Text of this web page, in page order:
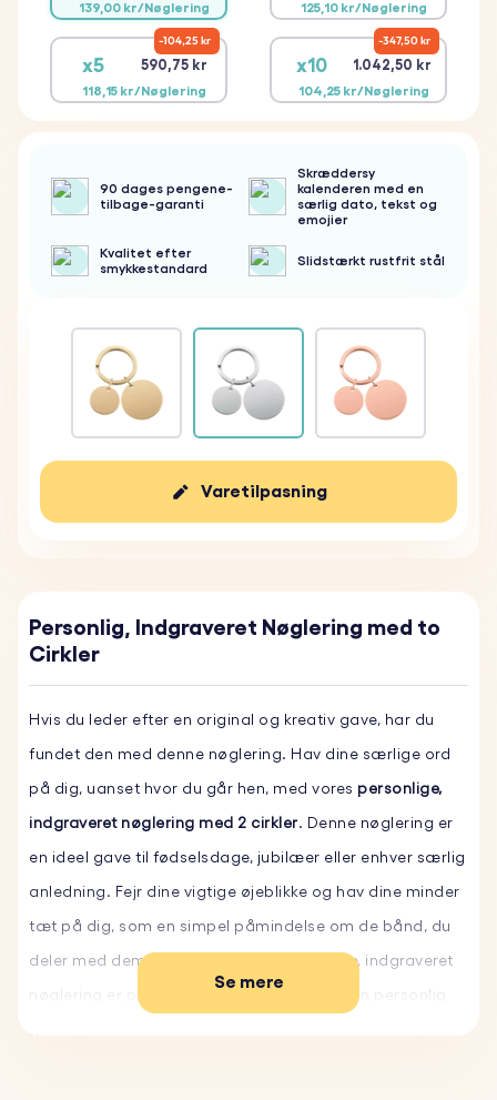
139,00 kr/Nøglering 125,10 kr/Nøglering
x5 590,75 kr
118,15 kr/Nøglering
104,25 kr
x10 1.042,50 kr
104,25 kr/Nøglering
347,50 kr
90 dages pengene-
tilbage-garanti
Skræddersy
kalenderen med en
særlig dato, tekst og
emojier
Kvalitet efter
smykkestandard
Slidstærkt rustfrit stål
Varetilpasning
Personlig, Indgraveret Nøglering med to
Cirkler
Hvis du leder efter en original og kreativ gave, har du
fundet den med denne nøglering. Hav dine særlige ord
på dig, uanset hvor du går hen, med vores personlige,
indgraveret nøglering med 2 cirkler. Denne nøglering er
en ideel gave til fødselsdage, jubilæer eller enhver særlig
anledning. Fejr dine vigtige øjeblikke og hav dine minder
tæt på dig, som en simpel påmindelse om de bånd, du
deler med dem, du elsker. Vores personlige, indgraveret
nøglering er perfekt til alle, der leder efter en personlig
Se mere